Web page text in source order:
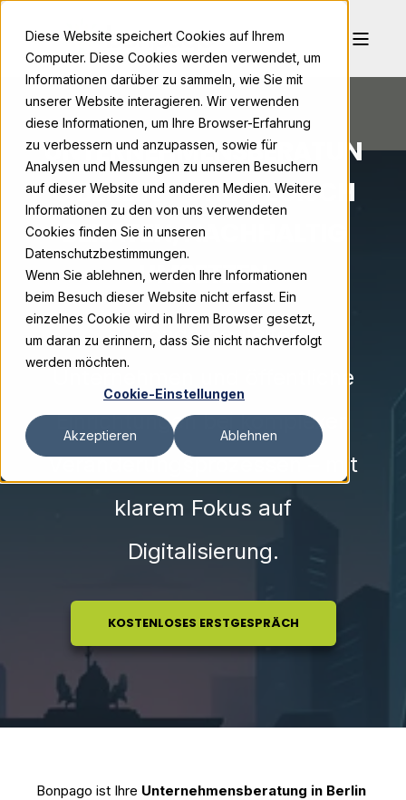
Diese Website speichert Cookies auf Ihrem
Computer. Diese Cookies werden verwendet, um
Informationen darüber zu sammeln, wie Sie mit
unserer Website interagieren. Wir verwenden
diese Informationen, um Ihre Browser-Erfahrung
zu verbessern und anzupassen, sowie für
Analysen und Messungen zu unseren Besuchern
auf dieser Website und anderen Medien. Weitere
Informationen zu den von uns verwendeten
Cookies finden Sie in unseren
Datenschutzbestimmungen.
Wenn Sie ablehnen, werden Ihre Informationen
beim Besuch dieser Website nicht erfasst. Ein
einzelnes Cookie wird in Ihrem Browser gesetzt,
um daran zu erinnern, dass Sie nicht nachverfolgt
werden möchten.
Cookie-Einstellungen
Akzeptieren Ablehnen
UNTERNEHMENSBERATUN
G BERLIN – STRATEGISCH
BERATEN, NACHHALTIG
UMSETZEN
Bonpago begleitet
Unternehmen und öffentliche
Einrichtungen bei komplexen
Veränderungsprozessen – mit
klarem Fokus auf
Digitalisierung.
KOSTENLOSES ERSTGESPRÄCH
Bonpago ist Ihre Unternehmensberatung in Berlin